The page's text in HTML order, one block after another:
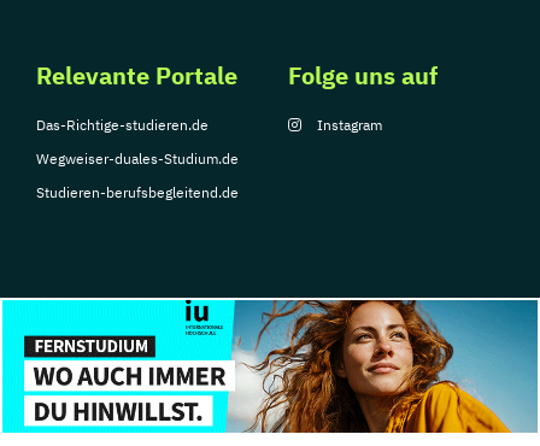
Relevante Portale
Das-Richtige-studieren.de
Wegweiser-duales-Studium.de
Studieren-berufsbegleitend.de
Folge uns auf
Instagram
© Copyright 2026, TarGroup Media GmbH
Impressum
Über
uns
Datenschutzerklärung Nutzungsbedingungen